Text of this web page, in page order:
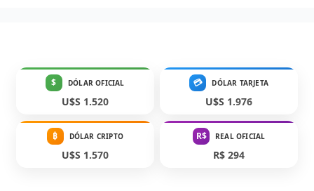
$ DÓLAR OFICIAL
U$S 1.520
💳 DÓLAR TARJETA
U$S 1.976
₿ DÓLAR CRIPTO
U$S 1.570
R$ REAL OFICIAL
R$ 294